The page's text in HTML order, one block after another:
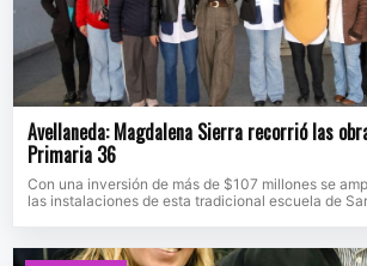
Avellaneda: Magdalena Sierra recorrió las
Primaria 36
Con una inversión de más de $107 millones se
las instalaciones de esta tradicional escuela de